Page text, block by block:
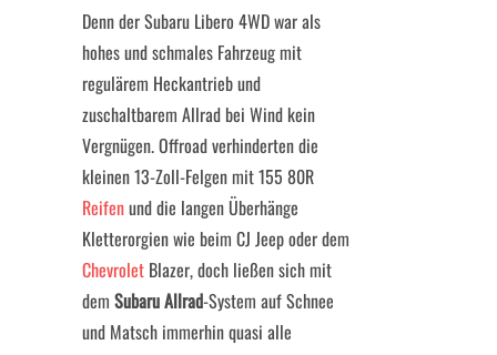
Denn der Subaru Libero 4WD war als
hohes und schmales Fahrzeug mit
regulärem Heckantrieb und
zuschaltbarem Allrad bei Wind kein
Vergnügen. Offroad verhinderten die
kleinen 13-Zoll-Felgen mit 155 80R
Reifenund die langen Überhänge
Kletterorgien wie beim CJ Jeep oder dem
Chevrolet Blazer, doch ließen sich mit
dem Subaru Allrad-System auf Schnee
und Matsch immerhin quasi alle